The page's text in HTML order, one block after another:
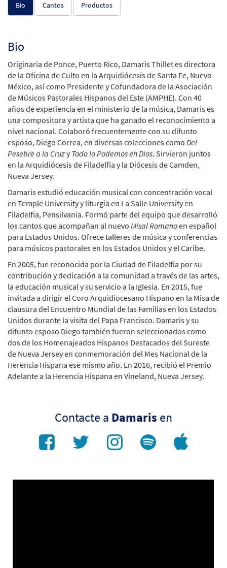
Bio Cantos Productos
Bio
Originaria de Ponce, Puerto Rico, Damaris Thillet es directora
de la Oficina de Culto en la Arquidiócesis de Santa Fe, Nuevo
México, así como Presidente y Cofundadora de la Asociación
de Músicos Pastorales Hispanos del Este (AMPHE). Con 40
años de experiencia en el ministerio de la música, Damaris es
una compositora y artista que ha ganado el reconocimiento a
nivel nacional. Colaboró frecuentemente con su difunto
esposo, Diego Correa, en diversas colecciones como Del
Pesebre a la Cruzy Todo lo Podemos en Dios. Sirvieron juntos
en la Arquidiócesis de Filadelfia y la Diócesis de Camden,
Nueva Jersey.
Damaris estudió educación musical con concentración vocal
en Temple University y liturgia en La Salle University en
Filadelfia, Pensilvania. Formó parte del equipo que desarrolló
los cantos que acompañan al nuevo Misal Romanoen español
para Estados Unidos. Ofrece talleres de música y conferencias
para músicos pastorales en los Estados Unidos y el Caribe.
En 2005, fue reconocida por la Ciudad de Filadelfia por su
contribución y dedicación a la comunidad a través de las artes,
la educación musical y su servicio a la Iglesia. En 2015, fue
invitada a dirigir el Coro Arquidiocesano Hispano en la Misa de
clausura del Encuentro Mundial de las Familias en los Estados
Unidos durante la visita del Papa Francisco. Damaris y su
difunto esposo Diego también fueron seleccionados como
dos de los Homenajeados Hispanos Destacados del Sureste
de Nueva Jersey en conmemoración del Mes Nacional de la
Herencia Hispana ese mismo año. En 2016, recibió el Premio
Adelante a la Herencia Hispana en Vineland, Nueva Jersey.
Contacte a Damaris en